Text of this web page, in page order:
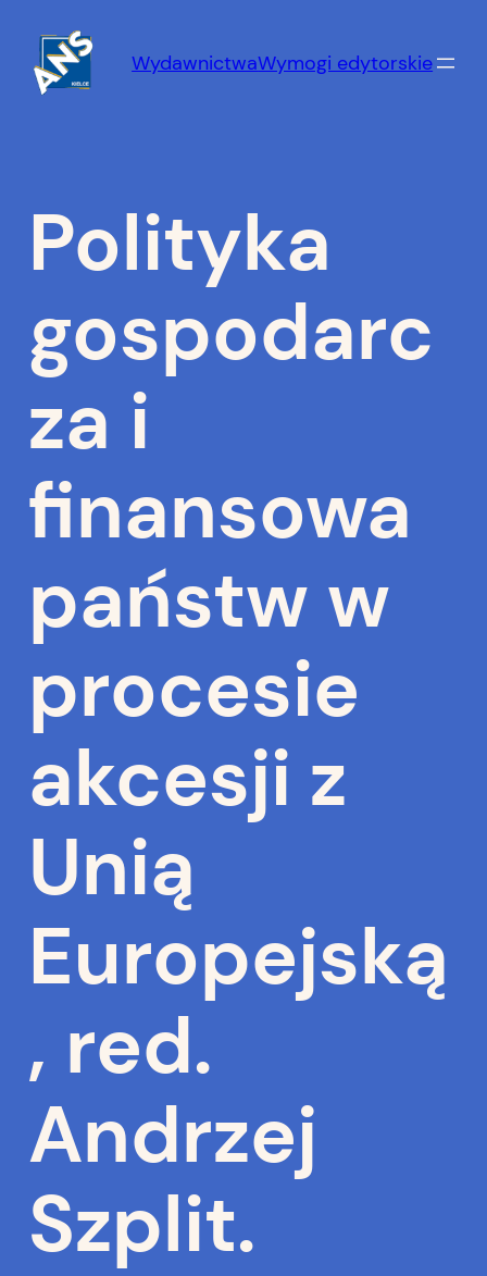
treści
WydawnictwaWymogi edytorskie
Polityka
gospodarc
za i
finansowa
państw w
procesie
akcesji z
Unią
Europejską
, red.
Andrzej
Szplit.